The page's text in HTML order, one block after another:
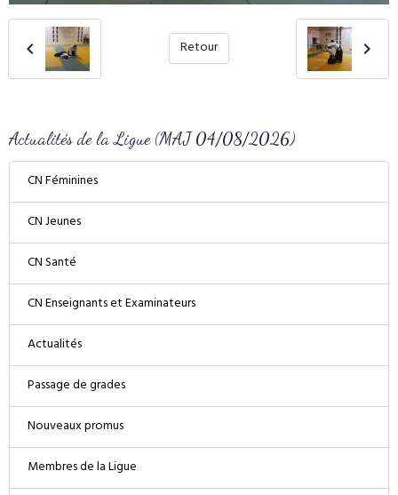
Retour
Actualités de la Ligue (MAJ 04/08/2026)
CN Féminines
CN Jeunes
CN Santé
CN Enseignants et Examinateurs
Actualités
Passage de grades
Nouveaux promus
Membres de la Ligue